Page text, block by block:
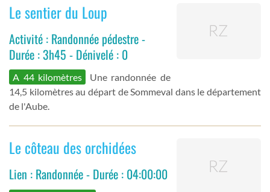
Le sentier du Loup
Activité : Randonnée pédestre -
Durée : 3h45 - Dénivelé : 0
A 44 kilomètres
Une randonnée de
14,5 kilomètres au départ de Sommeval dans le département
de l'Aube.
Le côteau des orchidées
Lien : Randonnée - Durée : 04:00:00